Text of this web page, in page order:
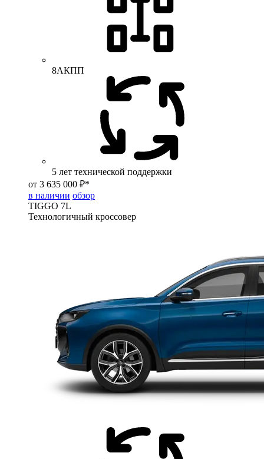
8АКПП
5 лет технической поддержки
от 3 635 000 ₽*
в наличии обзор
TIGGO 7L
Технологичный кроссовер